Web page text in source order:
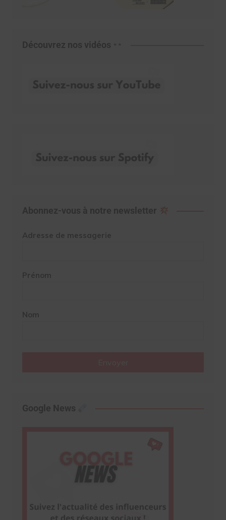
Découvrez nos vidéos
Abonnez-vous à notre newsletter
Adresse de messagerie
Prénom
Nom
Google News